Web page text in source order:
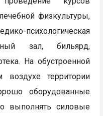
физкультуры,
психологическая
зал, бильярд,
На обустроенной
территории
оборудованные
выполнять силовые